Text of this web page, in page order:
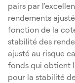
pairs par
rendements
fonction de la
stabilité des
ajusté au risque
fonds qui obtient
pour la stabilité